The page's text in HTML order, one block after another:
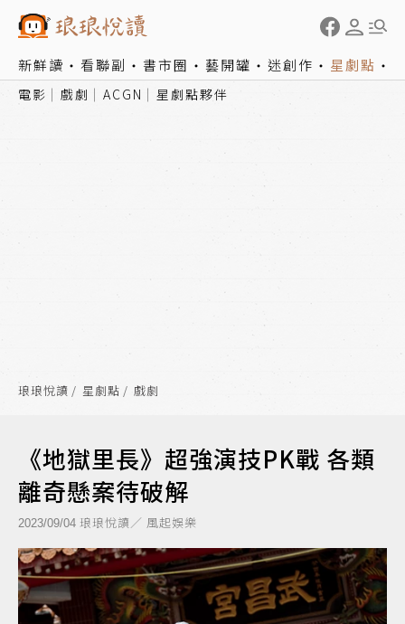
新鮮讀 看聯副 書市圈 藝開罐 迷創作 星劇點
電影 戲劇 ACGN 星劇點夥伴
琅琅悅讀 星劇點 戲劇
《地獄里長》超強演技PK戰 各類
離奇懸案待破解
2023/09/04 琅琅悅讀／ 風起娛樂